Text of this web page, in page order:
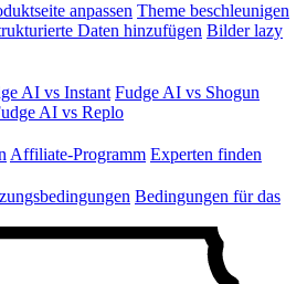
anpassen Theme beschleunigen
Daten hinzufügen Bilder lazy
AI vs Instant Fudge AI vs Shogun
AI vs Replo
Affiliate-Programm Experten finden
Bedingungen für das